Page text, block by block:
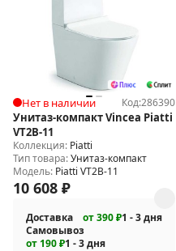
Нет в наличии Код:286390
Унитаз-компакт Vincea Piatti
VT2B-11
Коллекция: Piatti
Тип товара:Унитаз-компакт
Модель: Piatti VT2B-11
10 608 ₽
Доставка от 390 ₽1 - 3 дня
Самовывоз
от 190 ₽1 - 3 дня